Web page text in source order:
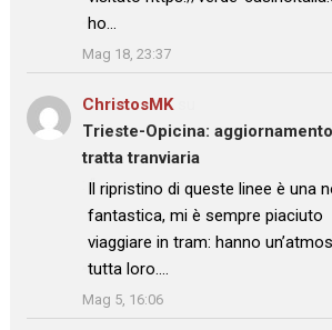
ho…
”
Mag 18, 23:37
ChristosMKsu
Trieste-Opicina:
tratta tranviaria
: “
Il ripristino di queste linee è una
fantastica, mi è sempre piaciuto
viaggiare in tram: hanno
tutta loro.…
”
Mag 5, 16:06